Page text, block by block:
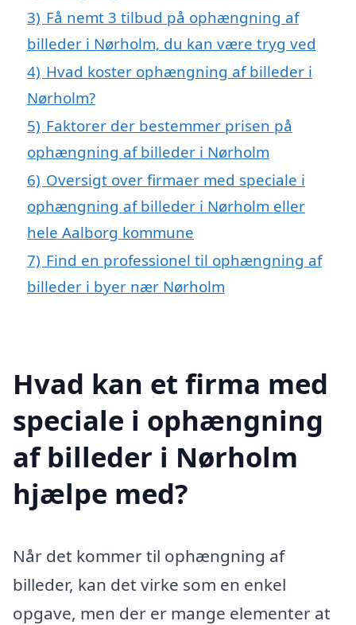
3) Få nemt 3 tilbud på ophængning af
billeder i Nørholm, du kan være tryg ved
4) Hvad koster ophængning af billeder i
Nørholm?
5) Faktorer der bestemmer prisen på
ophængning af billeder i Nørholm
6) Oversigt over firmaer med speciale i
ophængning af billeder i Nørholm eller
hele Aalborg kommune
7) Find en professionel til ophængning af
billeder i byer nær Nørholm
Hvad kan et firma med
speciale i ophængning
af billeder i Nørholm
hjælpe med?
Når det kommer til ophængning af
billeder, kan det virke som en enkel
opgave, men der er mange elementer at